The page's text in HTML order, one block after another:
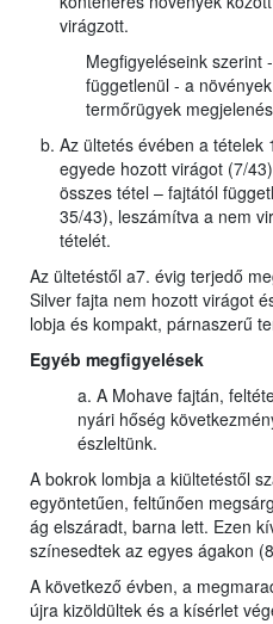
virágzott.
Megfigyeléseink szerint
függetlenül - a
termőrügyek
Az ültetés évében a tételek
egyede hozott virágot (7/
összes tétel – fajtától
35/43), leszámítva a nem
tételét.
Az ültetéstől a7. évig terjedő
Silver fajta nem hozott virágot
lobja és kompakt, párnaszerű
Egyéb megfigyelések
a. A Mohave fajtán,
nyári hőség
észleltünk.
A bokrok lombja a kiültetéstől
egyöntetűen, feltűnően
ág elszáradt, barna lett. Ezen
színesedtek az egyes ágakon
A következő évben, a
újra kizöldültek és a kísérlet